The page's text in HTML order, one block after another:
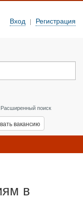
Вход | Регистрация
Расширенный поиск
вакансию
в